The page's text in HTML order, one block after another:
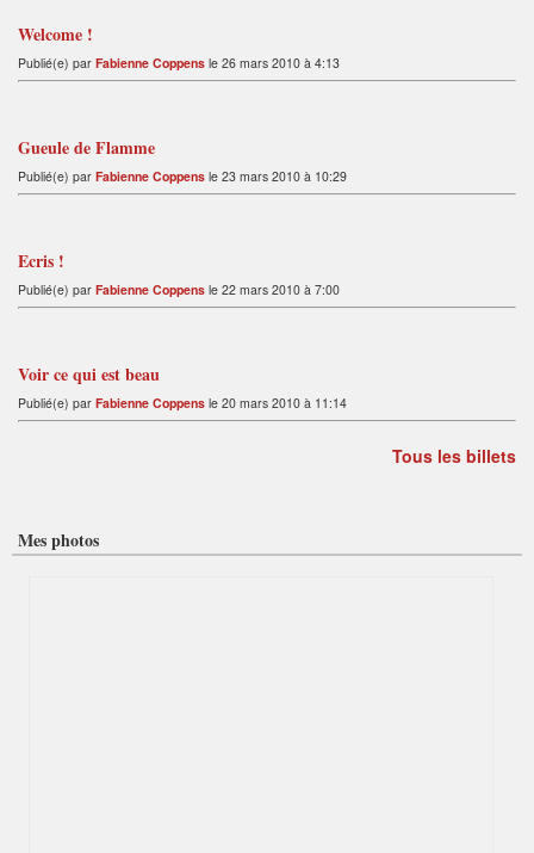
Welcome !
Publié(e) par Fabienne Coppens le 26 mars 2010 à 4:13
Gueule de Flamme
Publié(e) par Fabienne Coppens le 23 mars 2010 à 10:29
Ecris !
Publié(e) par Fabienne Coppens le 22 mars 2010 à 7:00
Voir ce qui est beau
Publié(e) par Fabienne Coppens le 20 mars 2010 à 11:14
Tous les billets
Mes photos